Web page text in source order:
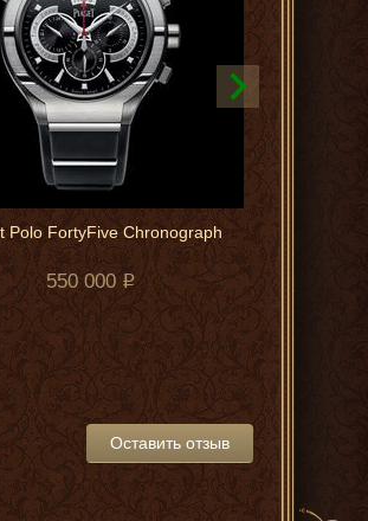
Polo FortyFive Chronograph
550 000
Оставить отзыв